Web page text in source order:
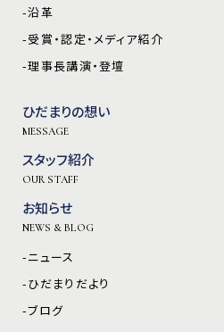
-沿革
-受賞・認定・メディア紹介
-理事長講演・登壇
ひだまりの想い
MESSAGE
スタッフ紹介
OUR STAFF
お知らせ
NEWS & BLOG
-ニュース
-ひだまりだより
-ブログ